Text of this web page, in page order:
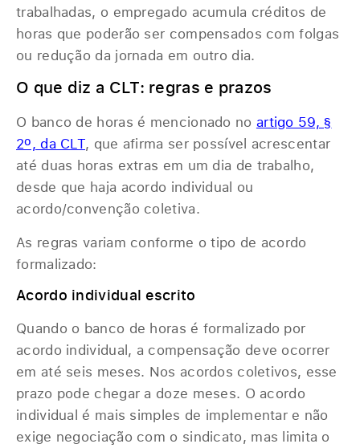
trabalhadas, o empregado acumula créditos de
horas que poderão ser compensados com folgas
ou redução da jornada em outro dia.
O que diz a CLT: regras e prazos
O banco de horas é mencionado no artigo 59, §
2º, da CLT, que afirma ser possível acrescentar
até duas horas extras em um dia de trabalho,
desde que haja acordo individual ou
acordo/convenção coletiva.
As regras variam conforme o tipo de acordo
formalizado:
Acordo individual escrito
Quando o banco de horas é formalizado por
acordo individual, a compensação deve ocorrer
em até seis meses. Nos acordos coletivos, esse
prazo pode chegar a doze meses. O acordo
individual é mais simples de implementar e não
exige negociação com o sindicato, mas limita o